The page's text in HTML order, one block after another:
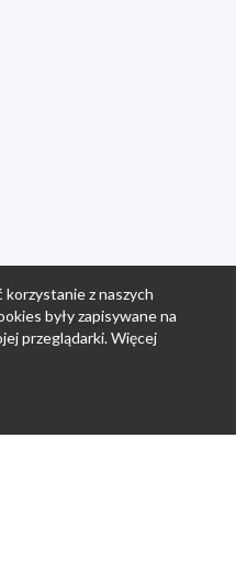
z naszych
były zapisywane na
przeglądarki. Więcej